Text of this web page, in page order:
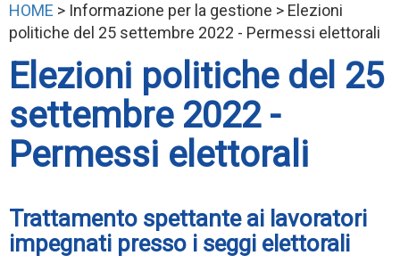
HOME > Informazione per la gestione > Elezioni
politiche del 25 settembre 2022 - Permessi elettorali
Elezioni politiche del 25
settembre 2022 -
Permessi elettorali
Trattamento spettante ai lavoratori
impegnati presso i seggi elettorali